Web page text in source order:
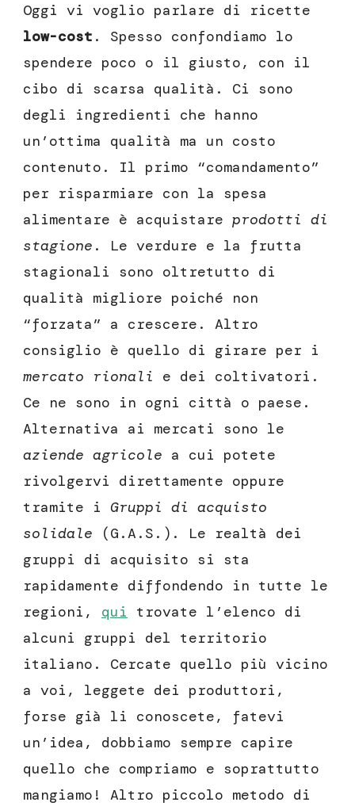
Oggi vi voglio parlare di ricette
low-cost . Spesso confondiamo lo
spendere poco o il giusto, con il
cibo di scarsa qualità. Ci sono
degli ingredienti che hanno
un’ottima qualità ma un costo
contenuto. Il primo “comandamento”
per risparmiare con la spesa
alimentare è acquistare prodotti di
stagione . Le verdure e la frutta
stagionali sono oltretutto di
qualità migliore poiché non
“forzata” a crescere. Altro
consiglio è quello di girare per i
mercato rionali e dei coltivatori.
Ce ne sono in ogni città o paese.
Alternativa ai mercati sono le
aziende agricole a cui potete
rivolgervi direttamente oppure
tramite i Gruppi di acquisto
solidale (G.A.S.). Le realtà dei
gruppi di acquisito si sta
rapidamente diffondendo in tutte le
regioni, qui trovate l’elenco di
alcuni gruppi del territorio
italiano. Cercate quello più vicino
a voi, leggete dei produttori,
forse già li conoscete, fatevi
un’idea, dobbiamo sempre capire
quello che compriamo e soprattutto
mangiamo! Altro piccolo metodo di